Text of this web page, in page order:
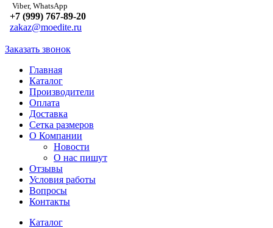
Viber, WhatsApp
+7 (999) 767-89-20
zakaz@moedite.ru
Заказать звонок
Главная
Каталог
Производители
Оплата
Доставка
Сетка размеров
О Компании
Новости
О нас пишут
Отзывы
Условия работы
Вопросы
Контакты
Каталог